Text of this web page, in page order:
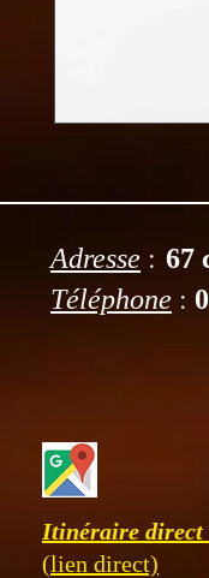
Adresse : 67
Téléphone :
Itinéraire direct
(lien direct)